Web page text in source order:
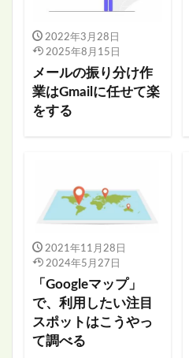
2022年3月28日
2025年8月15日
メールの振り分け作
業はGmailに任せて楽
をする
2021年11月28日
2024年5月27日
「Googleマップ」
で、利用したい注目
スポットはこうやっ
て調べる